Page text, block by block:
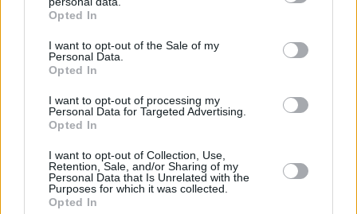
grant or deny consent to Google and its third-party tags to
use your data for below specified purposes in below Google
consent section.
Opted In
I want to opt-out of the Sale of my
Personal Data.
Opted In
I want to opt-out of processing my
Personal Data for Targeted Advertising.
Opted In
I want to opt-out of Collection, Use,
Retention, Sale, and/or Sharing of my
Personal Data that Is Unrelated with the
Purposes for which it was collected.
Opted In
10.08.2026, 12:21